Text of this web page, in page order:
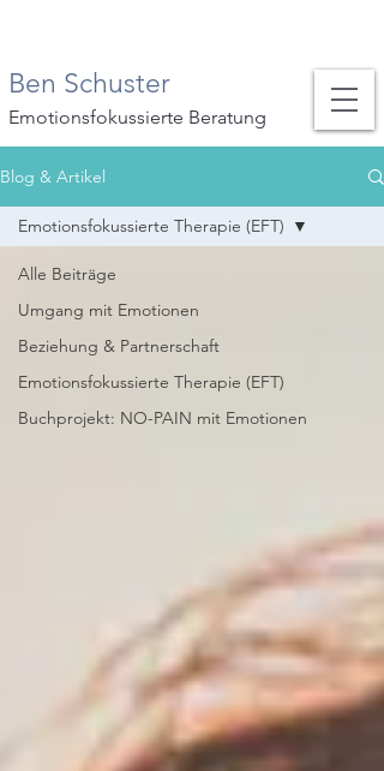
Ben Schuster
Emotionsfokussierte Beratung
Blog & Artikel
Alle Beiträge
Umgang mit Emotionen
Beziehung & Partnerschaft
Emotionsfokussierte Therapie (EFT)
Buchprojekt: NO-PAIN mit Emotionen
Emotionsfokussierte Therapie (EFT)